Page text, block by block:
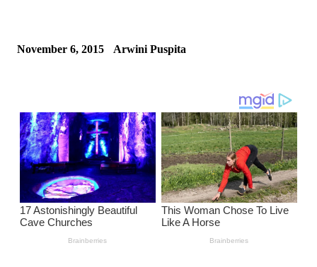
November 6, 2015 Arwini Puspita